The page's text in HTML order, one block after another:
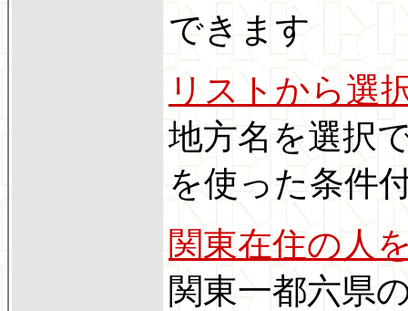
できます
リストから選
地方名を選択
を使った条件
関東在住の人
関東一都六県